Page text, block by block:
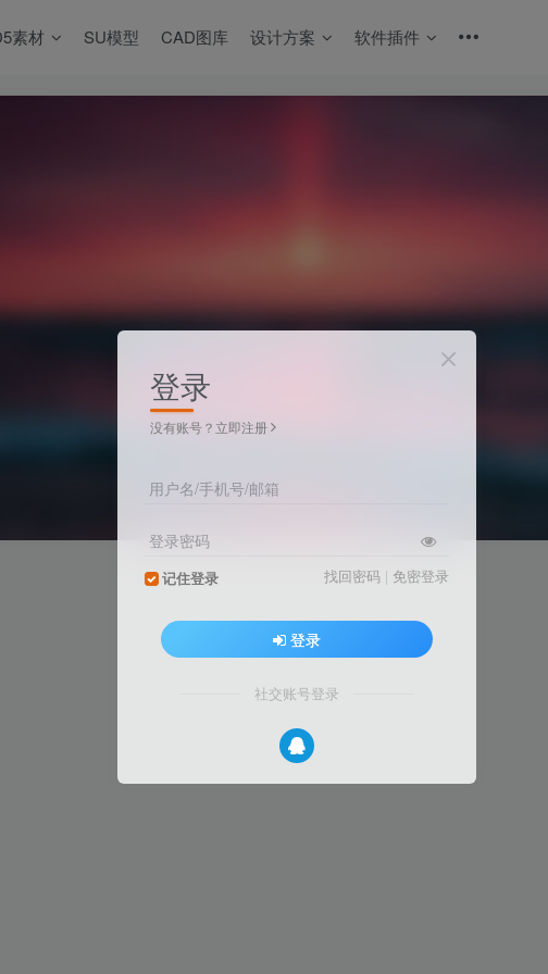
素材 SU模型 CAD图库 设计方案 软件插件
登录
没有账号？立即注册
用户名/手机号/邮箱
登录密码
记住登录 找回密码 | 免密登录
登录
社交账号登录